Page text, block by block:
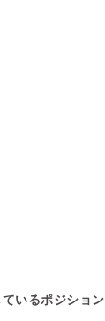
いるポジション